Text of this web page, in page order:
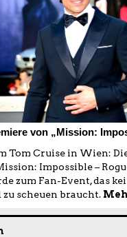
von „Mission:
Tom Cruise in Wien:
Impossible –
zum Fan-Event, das
scheuen braucht.